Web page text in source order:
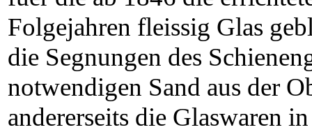
Folgejahren fleissig Glas
die Segnungen des
notwendigen Sand aus der
andererseits die Glaswaren